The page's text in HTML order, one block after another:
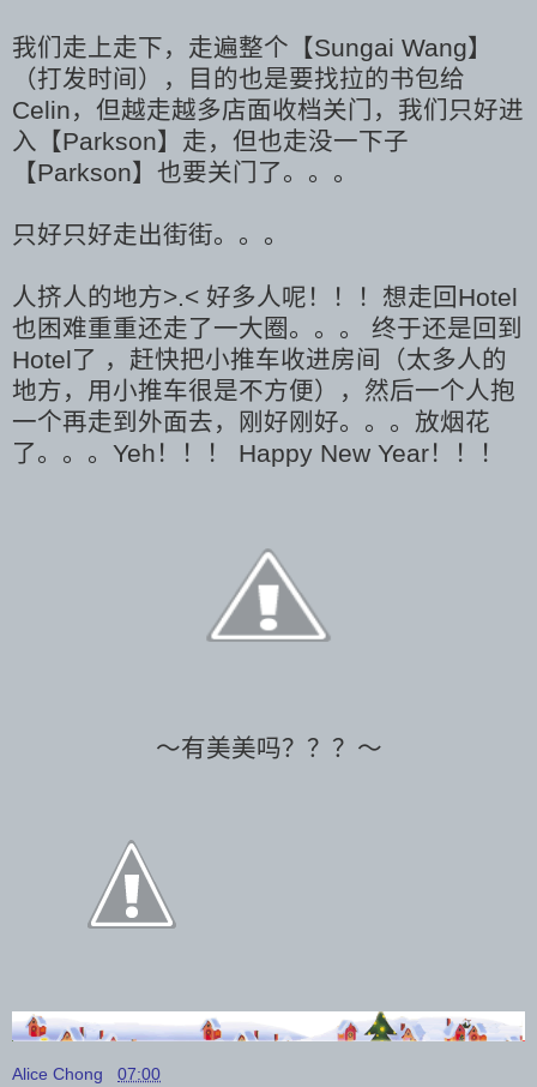
我们走上走下，走遍整个【Sungai Wang】
（打发时间），目的也是要找拉的书包给
Celin，但越走越多店面收档关门，我们只好进
入【Parkson】走，但也走没一下子
【Parkson】也要关门了。。。
只好只好走出街街。。。
人挤人的地方>.< 好多人呢！！！想走回Hotel
也困难重重还走了一大圈。。。 终于还是回到
Hotel了 ，赶快把小推车收进房间（太多人的
地方，用小推车很是不方便），然后一个人抱
一个再走到外面去，刚好刚好。。。放烟花
了。。。Yeh！！！ Happy New Year！！！
～有美美吗？？？～
Alice Chong 07:00